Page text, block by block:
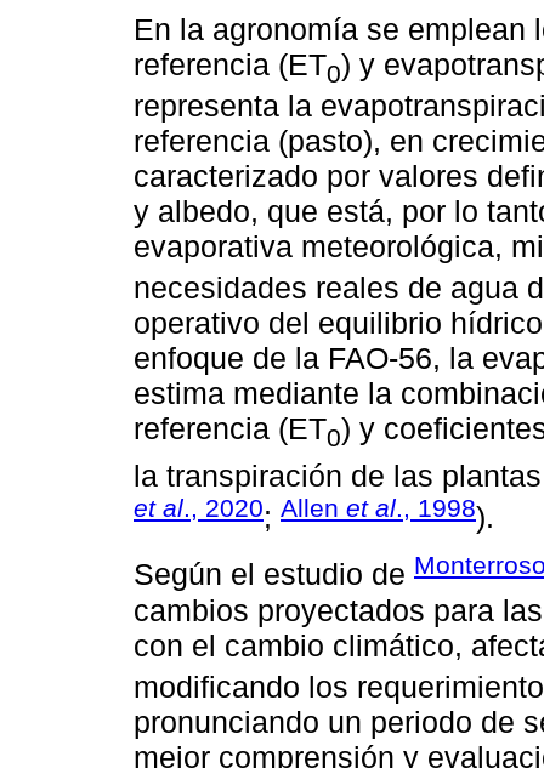
En la agronomía se emplean
referencia (ET0) y
representa la
referencia (pasto), en
caracterizado por valores
y albedo, que está, por lo
evaporativa meteorológica,
necesidades reales de agua
operativo del equilibrio
enfoque de la FAO-56, la
estima mediante la
referencia (ET0) y
la transpiración de las
et al., 2020; Allen et al., 1998).
Según el estudio de
cambios proyectados para
con el cambio climático,
modificando los
pronunciando un periodo de
mejor comprensión y